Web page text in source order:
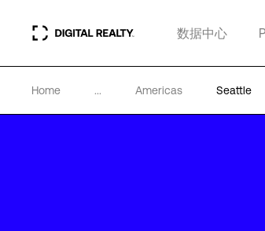
数据中心
Home ... Americas Seattle